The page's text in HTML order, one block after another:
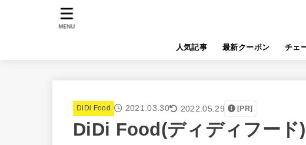
人気記事 最新クーポン チェ
MENU
DiDi Food 2021.03.30 2022.05.29 [PR]
DiDi Food(ディディフード